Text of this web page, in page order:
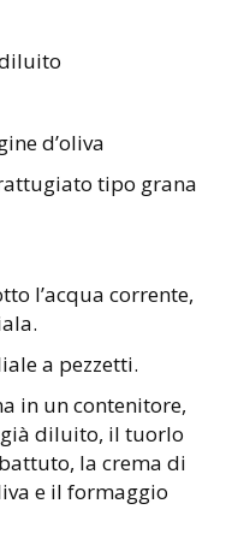
d’oliva
tipo grana
l’acqua corrente,
a pezzetti.
in un contenitore,
diluito, il tuorlo
la crema di
e il formaggio